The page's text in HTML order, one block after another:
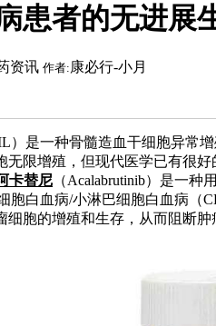
患者的无进展
资讯 作者: 康必行-小月
是一种骨髓造血干细胞异常增
无限增殖，但现代医学已有很
卡替尼 （Acalabrutinib）是一
胞白血病/小淋巴细胞白血病
胞的增殖和生存，从而阻断肿